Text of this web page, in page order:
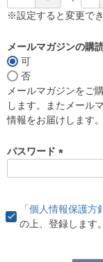
※設定すると変更で
メールマガジンの購
可
否
メールマガジンをご
します。またメール
情報をお届けします。
パスワード
)
「個人情報保護方
の上、登録します